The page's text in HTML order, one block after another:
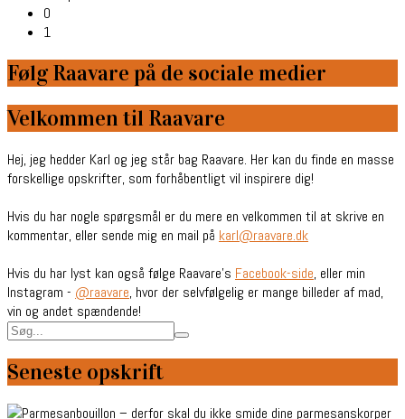
0
1
Følg Raavare på de sociale medier
Velkommen til Raavare
Hej, jeg hedder Karl og jeg står bag Raavare. Her kan du finde en masse
forskellige opskrifter, som forhåbentligt vil inspirere dig!
Hvis du har nogle spørgsmål er du mere en velkommen til at skrive en
kommentar, eller sende mig en mail på karl@raavare.dk
Hvis du har lyst kan også følge Raavare’s Facebook-side, eller min
Instagram - @raavare, hvor der selvfølgelig er mange billeder af mad,
vin og andet spændende!
Seneste opskrift